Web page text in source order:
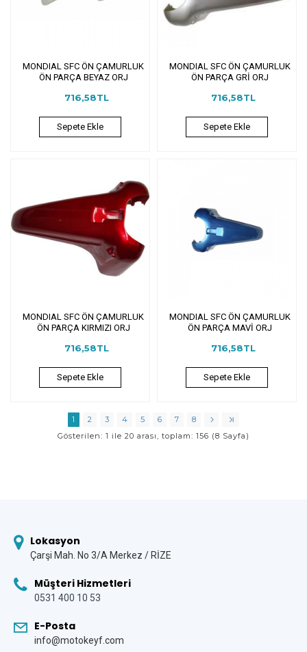
MONDIAL SFC ÖN ÇAMURLUK
ÖN PARÇA BEYAZ ORJ
716,58TL
Sepete Ekle
MONDIAL SFC ÖN ÇAMURLUK
ÖN PARÇA GRİ ORJ
716,58TL
Sepete Ekle
MONDIAL SFC ÖN ÇAMURLUK
ÖN PARÇA KIRMIZI ORJ
716,58TL
Sepete Ekle
MONDIAL SFC ÖN ÇAMURLUK
ÖN PARÇA MAVİ ORJ
716,58TL
Sepete Ekle
1 2 3 4 5 6 7
8
Gösterilen: 1 ile 20 arası, toplam: 156 (8 Sayfa)
Lokasyon
Çarşi Mah. No 3/A Merkez / RİZE
Müşteri Hizmetleri
0531 400 10 53
E-Posta
info@motokeyf.com